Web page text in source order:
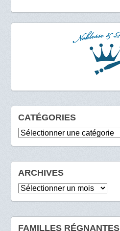
CATÉGORIES
Catégories
ARCHIVES
Archives
FAMILLES RÉGNANTES